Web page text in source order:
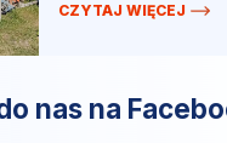
CZYTAJ WIĘCEJ
nas na